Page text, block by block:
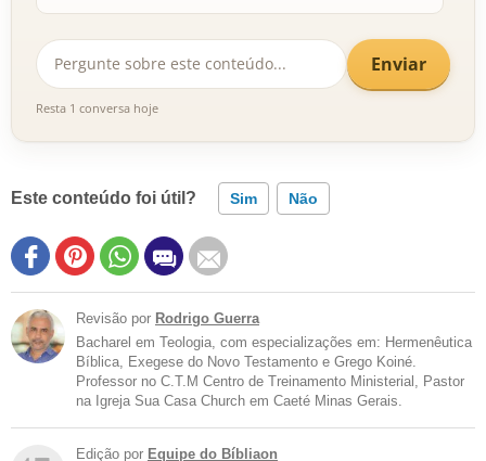
Enviar
Resta 1 conversa hoje
Este conteúdo foi útil? Sim Não
Revisão por Rodrigo Guerra
Bacharel em Teologia, com especializações em: Hermenêutica
Bíblica, Exegese do Novo Testamento e Grego Koiné.
Professor no C.T.M Centro de Treinamento Ministerial, Pastor
na Igreja Sua Casa Church em Caeté Minas Gerais.
Edição por Equipe do Bíbliaon